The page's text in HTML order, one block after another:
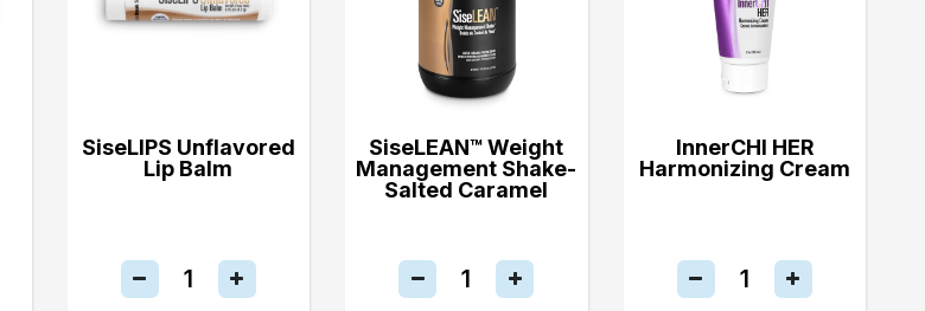
SiseLIPS Unflavored
Lip Balm
SiseLEAN™ Weight
Management Shake-
Salted Caramel
InnerCHI HER
Harmonizing Cream